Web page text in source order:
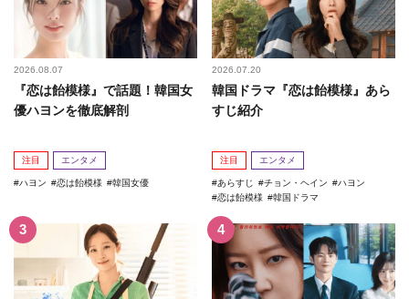
2026.08.07
『恋は飴模様』で話題！韓国女
優ハヨンを徹底解剖
注目 エンタメ
ハヨン 恋は飴模様 韓国女優
2026.07.20
韓国ドラマ『恋は飴模様』あら
すじ紹介
注目 エンタメ
あらすじ チョン・ヘイン
ハヨン
恋は飴模様
韓国ドラマ